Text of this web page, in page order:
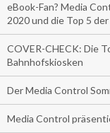
eBook-Fan? Media
2020 und die Top 5
COVER-CHECK: Die
Bahnhofskiosken
Der Media Control
Media Control